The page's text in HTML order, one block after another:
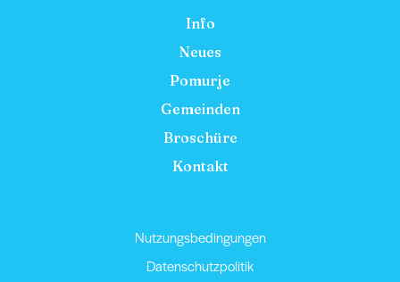
Info
Neues
Pomurje
Gemeinden
Broschüre
Kontakt
Nutzungsbedingungen
Datenschutzpolitik